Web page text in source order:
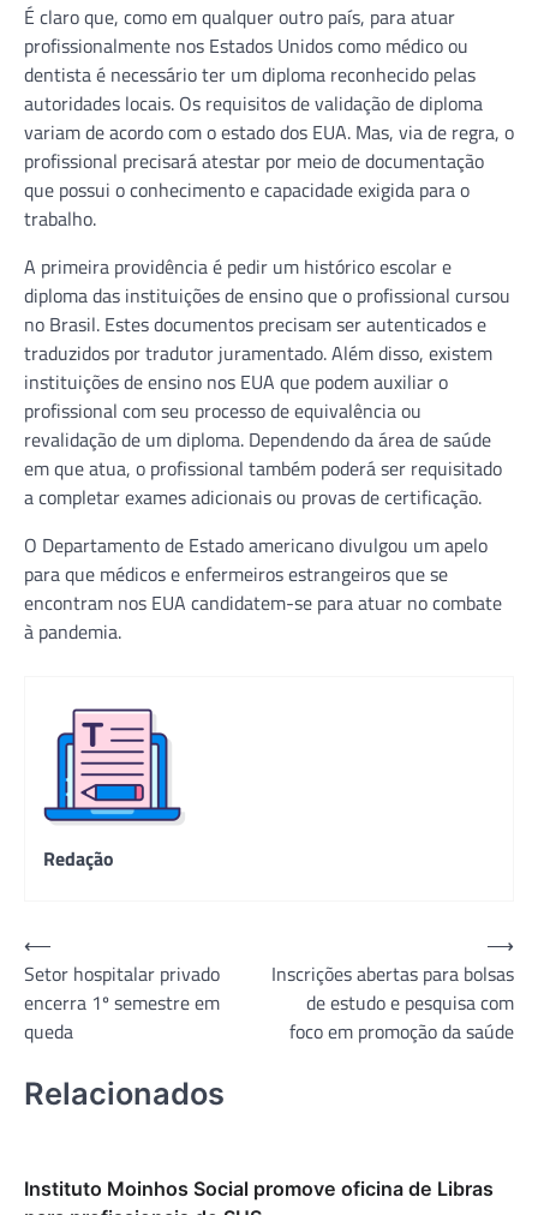
É claro que, como em qualquer outro país, para atuar
profissionalmente nos Estados Unidos como médico ou
dentista é necessário ter um diploma reconhecido pelas
autoridades locais. Os requisitos de validação de diploma
variam de acordo com o estado dos EUA. Mas, via de regra, o
profissional precisará atestar por meio de documentação
que possui o conhecimento e capacidade exigida para o
trabalho.
A primeira providência é pedir um histórico escolar e
diploma das instituições de ensino que o profissional cursou
no Brasil. Estes documentos precisam ser autenticados e
traduzidos por tradutor juramentado. Além disso, existem
instituições de ensino nos EUA que podem auxiliar o
profissional com seu processo de equivalência ou
revalidação de um diploma. Dependendo da área de saúde
em que atua, o profissional também poderá ser requisitado
a completar exames adicionais ou provas de certificação.
O Departamento de Estado americano divulgou um apelo
para que médicos e enfermeiros estrangeiros que se
encontram nos EUA candidatem-se para atuar no combate
à pandemia.
Redação
Navegação
de
Post
⟵
Setor hospitalar privado
encerra 1º semestre em
queda
Inscrições abertas para bolsas
de estudo e pesquisa com
foco em promoção da saúde
⟶
Relacionados
Instituto Moinhos Social promove oficina de Libras